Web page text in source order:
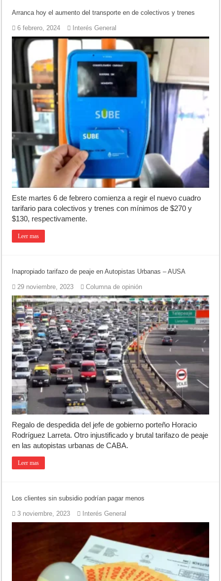
Arranca hoy el aumento del transporte en de colectivos y trenes
6 febrero, 2024 Interés General
Este martes 6 de febrero comienza a regir el nuevo cuadro
tarifario para colectivos y trenes con mínimos de $270 y
$130, respectivamente.
Leer mas
Inapropiado tarifazo de peaje en Autopistas Urbanas – AUSA
29 noviembre, 2023 Columna de opinión
Regalo de despedida del jefe de gobierno porteño Horacio
Rodríguez Larreta. Otro injustificado y brutal tarifazo de peaje
en las autopistas urbanas de CABA.
Leer mas
Los clientes sin subsidio podrían pagar menos
3 noviembre, 2023 Interés General